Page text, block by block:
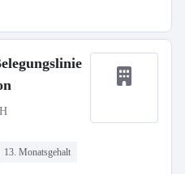
13. Monatsgehalt